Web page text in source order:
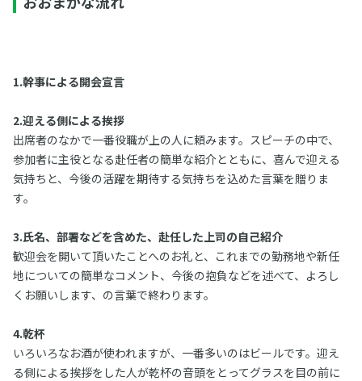
1.幹事による開会宣言
2.迎える側による挨拶
出席者のなかで一番役職が上の人に頼みます。スピーチの中で、
参加者に主役となる赴任者の簡単な紹介とともに、喜んで迎える
気持ちと、今後の活躍を期待する気持ちを込めた言葉を贈りま
す。
3.氏名、部署などを含めた、赴任した上司の自己紹介
歓迎会を開いて頂いたことへのお礼と、これまでの勤務地や新任
地についての簡単なコメント、今後の抱負などを述べて、よろし
くお願いします、の言葉で終わります。
4.乾杯
いろいろなお酒が使われますが、一番多いのはビールです。迎え
る側による挨拶をした人が乾杯の音頭をとってグラスを目の前に